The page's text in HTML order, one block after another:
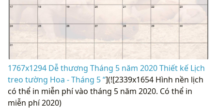
1767x1294 Dễ thương Tháng 5 năm 2020 Thiết kế Lịch
treo tường Hoa - Tháng 5 “](![2339x1654 Hình nền lịch
có thể in miễn phí vào tháng 5 năm 2020. Có thể in
miễn phí 2020)